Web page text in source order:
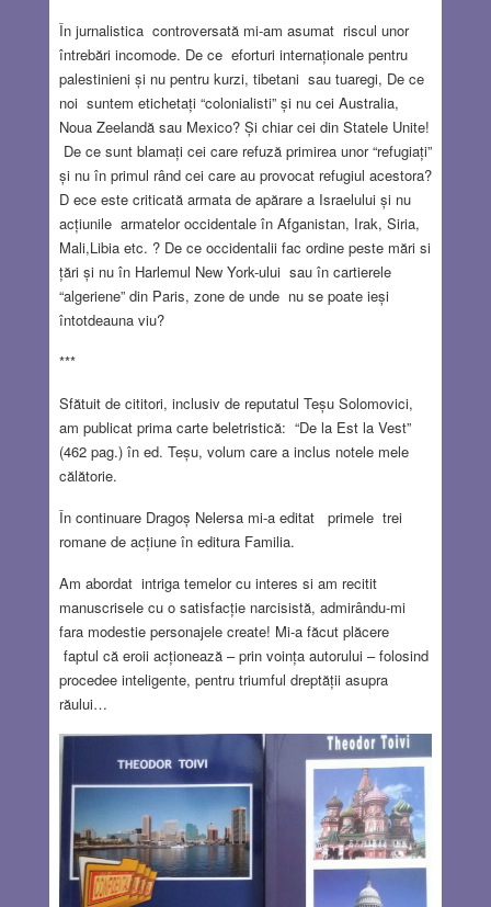
În jurnalistica controversată mi-am asumat riscul unor
întrebări incomode. De ce eforturi internaționale pentru
palestinieni și nu pentru kurzi, tibetani sau tuaregi, De ce
noi suntem etichetați “colonialisti” și nu cei Australia,
Noua Zeelandă sau Mexico? Și chiar cei din Statele Unite!
De ce sunt blamați cei care refuză primirea unor “refugiați”
și nu în primul rând cei care au provocat refugiul acestora?
D ece este criticată armata de apărare a Israelului și nu
acțiunile armatelor occidentale în Afganistan, Irak, Siria,
Mali,Libia etc. ? De ce occidentalii fac ordine peste mări si
țări și nu în Harlemul New York-ului sau în cartierele
“algeriene” din Paris, zone de unde nu se poate ieși
întotdeauna viu?
***
Sfătuit de cititori, inclusiv de reputatul Teșu Solomovici,
am publicat prima carte beletristică: “De la Est la Vest”
(462 pag.) în ed. Teșu, volum care a inclus notele mele
călătorie.
În continuare Dragoș Nelersa mi-a editat primele trei
romane de acțiune în editura Familia.
Am abordat intriga temelor cu interes si am recitit
manuscrisele cu o satisfacție narcisistă, admirându-mi
fara modestie personajele create! Mi-a făcut plăcere
faptul că eroii acționează – prin voința autorului – folosind
procedee inteligente, pentru triumful dreptății asupra
răului…